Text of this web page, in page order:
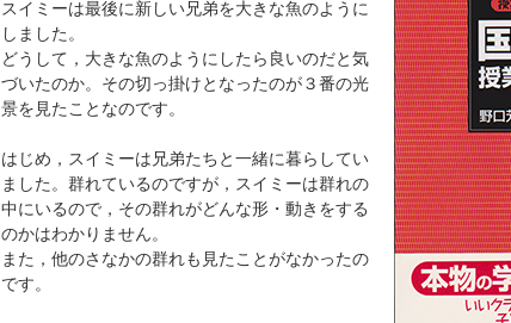
スイミーは最後に新しい兄弟を大きな魚のように
しました。
どうして，大きな魚のようにしたら良いのだと気
づいたのか。その切っ掛けとなったのが３番の光
景を見たことなのです。
はじめ，スイミーは兄弟たちと一緒に暮らしてい
ました。群れているのですが，スイミーは群れの
中にいるので，その群れがどんな形・動きをする
のかはわかりません。
また，他のさなかの群れも見たことがなかったの
です。